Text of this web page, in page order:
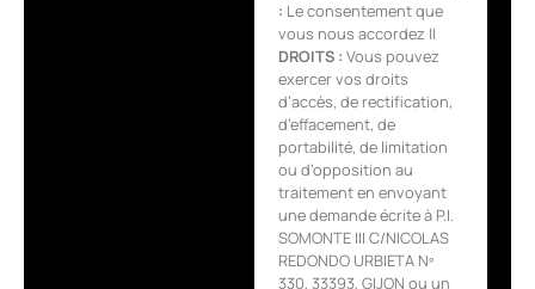
: Le consentement que
vous nous accordez ||
DROITS : Vous pouvez
exercer vos droits
d’accès, de rectification,
d’effacement, de
portabilité, de limitation
ou d’opposition au
traitement en envoyant
une demande écrite à P.I.
SOMONTE III C/NICOLAS
REDONDO URBIETA Nº
330, 33393, GIJON ou un